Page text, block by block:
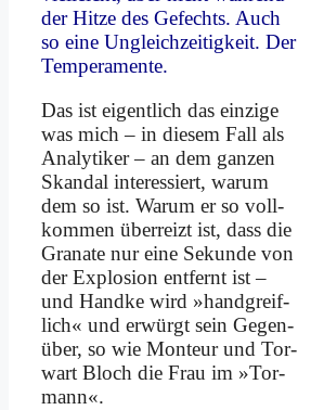
der Hit­ze des Ge­fechts. Auch
so ei­ne Un­gleich­zei­tig­keit. Der
Tem­pe­ra­men­te.
Das ist ei­gent­lich das ein­zi­ge
was mich – in die­sem Fall als
Ana­ly­ti­ker – an dem gan­zen
Skan­dal in­ter­es­siert, war­um
dem so ist. War­um er so voll­
kom­men über­reizt ist, dass die
Gra­na­te nur ei­ne Se­kun­de von
der Ex­plo­si­on ent­fernt ist –
und Hand­ke wird »hand­greif­
lich« und er­würgt sein Ge­gen­
über, so wie Mon­teur und Tor­
wart Bloch die Frau im »Tor­
mann«.